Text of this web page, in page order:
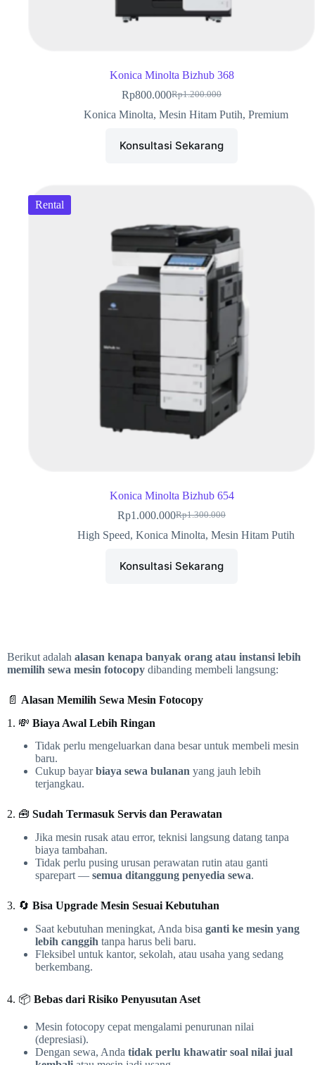
Konica Minolta Bizhub 368
Rp1.200.000
Rp800.000
Konica Minolta, Mesin Hitam Putih, Premium
Konsultasi Sekarang
Rental
Konica Minolta Bizhub 654
Rp1.300.000
Rp1.000.000
High Speed, Konica Minolta, Mesin Hitam Putih
Konsultasi Sekarang
Berikut adalah alasan kenapa banyak orang atau instansi lebih
memilih sewa mesin fotocopy dibanding membeli langsung:
📄 Alasan Memilih Sewa Mesin Fotocopy
1. 💸 Biaya Awal Lebih Ringan
Tidak perlu mengeluarkan dana besar untuk membeli mesin
baru.
Cukup bayarbiaya sewa bulanan yang jauh lebih
terjangkau.
2. 🧰 Sudah Termasuk Servis dan Perawatan
Jika mesin rusak atau error, teknisi langsung datang tanpa
biaya tambahan.
Tidak perlu pusing urusan perawatan rutin atau ganti
sparepart — semua ditanggung penyedia sewa.
3. 🔄 Bisa Upgrade Mesin Sesuai Kebutuhan
Saat kebutuhan meningkat, Anda bisa ganti ke mesin yang
lebih canggih tanpa harus beli baru.
Fleksibel untuk kantor, sekolah, atau usaha yang sedang
berkembang.
4. 📦 Bebas dari Risiko Penyusutan Aset
Mesin fotocopy cepat mengalami penurunan nilai
(depresiasi).
Dengan sewa, Anda tidak perlu khawatir soal nilai jual